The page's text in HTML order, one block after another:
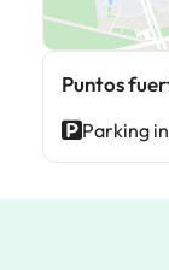
Puntos
Parking